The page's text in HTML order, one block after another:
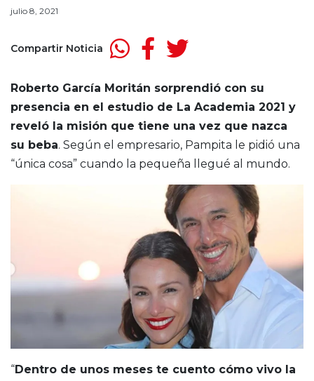
julio 8, 2021
Compartir Noticia
Roberto García Moritán sorprendió con su
presencia en el estudio de La Academia 2021 y
reveló la misión que tiene una vez que nazca
su beba. Según el empresario, Pampita le pidió una
“única cosa” cuando la pequeña llegué al mundo.
“Dentro de unos meses te cuento cómo vivo la